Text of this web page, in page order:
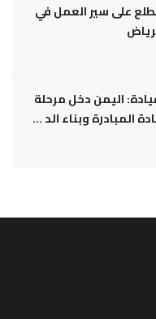
على سير العمل في
اليمن دخل مرحلة
المبادرة وبناء الد ...